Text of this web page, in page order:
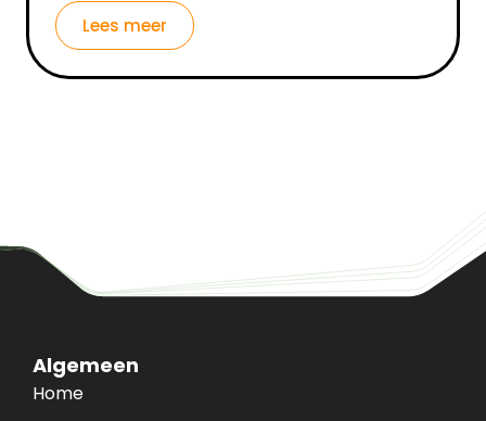
Lees meer
Algemeen
Home